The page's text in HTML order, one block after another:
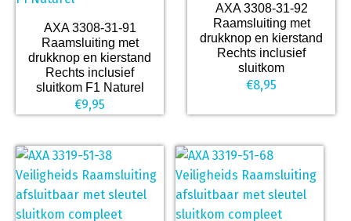
AXA 3308-31-91
Raamsluiting met
drukknop en kierstand
Rechts inclusief
sluitkom F1 Naturel
€9,95
AXA 3308-31-92
Raamsluiting met
drukknop en kierstand
Rechts inclusief
sluitkom
€8,95